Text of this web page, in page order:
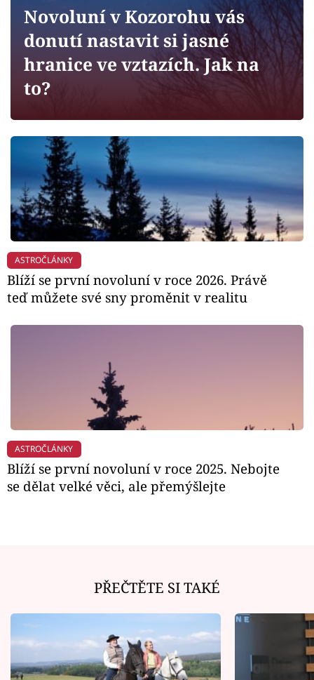
Sledujte prima+
Filmový festival Karlovy Vary
Mámy sobě
Přihlášení
Sledujte nás
Novoluní v Kozorohu vás
donutí nastavit si jasné
hranice ve vztazích. Jak na
to?
ASTROČLÁNKY
Blíží se první novoluní v roce 2026. Právě
teď můžete své sny proměnit v realitu
ASTROČLÁNKY
Blíží se první novoluní v roce 2025. Nebojte
se dělat velké věci, ale přemýšlejte
PŘEČTĚTE SI TAKÉ